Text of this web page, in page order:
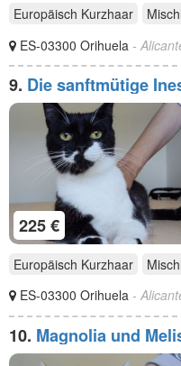
Europäisch Kurzhaar
ES-03300 Orihuela -
9. Die sanftmütige
Familie
225 €
Europäisch Kurzhaar
ES-03300 Orihuela -
10. Magnolia und
liebevolles Zuhause!